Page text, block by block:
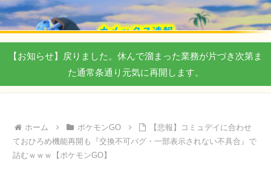
【お知らせ】戻りました。休んで溜まった業務が片づき次第ま
た通常条通り元気に再開します。
ホーム ポケモンGO
【悲報】コミュデイに合わせ
ておひろめ機能再開も『交換不可バグ・一部表示されない不具合』で
詰むｗｗｗ【ポケモンGO】